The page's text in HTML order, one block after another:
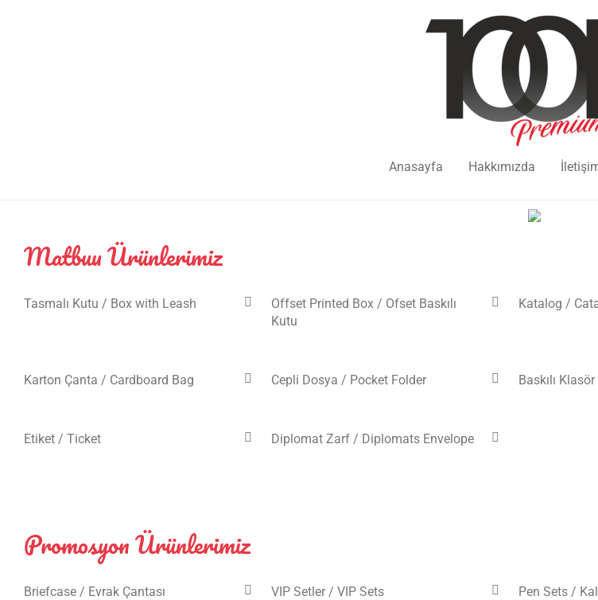
Anasayfa Hakkımızda
Matbuu Ürünlerimiz
Tasmalı Kutu / Box with Leash
Offset Printed Box / Ofset Baskılı
Kutu
Katalog /
Karton Çanta / Cardboard Bag Cepli Dosya / Pocket Folder Baskılı
Etiket / Ticket Diplomat Zarf / Diplomats Envelope
Promosyon Ürünlerimiz
Briefcase / Evrak Çantası VIP Setler / VIP Sets Pen Sets /